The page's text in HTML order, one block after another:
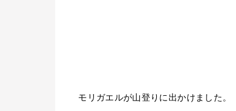
モリガエルが山登りに出かけました。